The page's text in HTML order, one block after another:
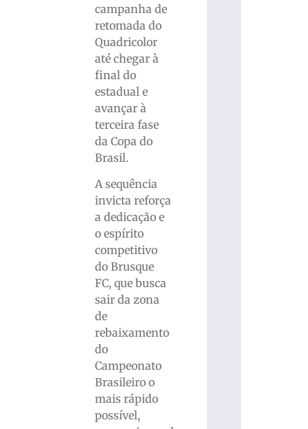
campanha de
retomada do
Quadricolor
até chegar à
final do
estadual e
avançar à
terceira fase
da Copa do
Brasil.
A sequência
invicta reforça
a dedicação e
o espírito
competitivo
do Brusque
FC, que busca
sair da zona
de
rebaixamento
do
Campeonato
Brasileiro o
mais rápido
possível,